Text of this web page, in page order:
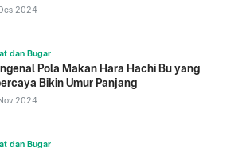
2024
dan Bugar
Pola Makan Hara Hachi Bu yang
Bikin Umur Panjang
2024
dan Bugar